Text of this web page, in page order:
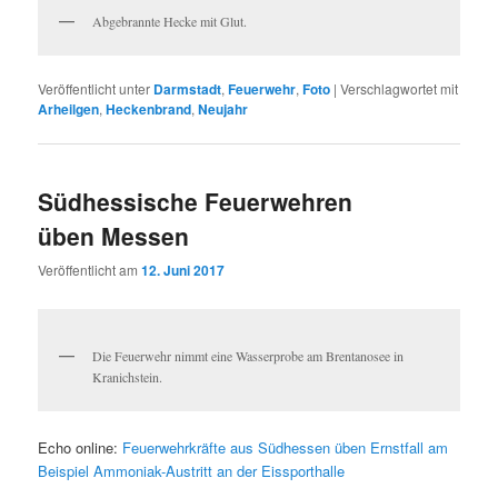
Abgebrannte Hecke mit Glut.
Veröffentlicht unter Darmstadt,Feuerwehr,Foto |Verschlagwortet mit
Arheilgen,Heckenbrand,Neujahr
Südhessische Feuerwehren
üben Messen
Veröffentlicht am12. Juni 2017
Die Feuerwehr nimmt eine Wasserprobe am Brentanosee in
Kranichstein.
Echo online: Feuerwehrkräfte aus Südhessen üben Ernstfall am
Beispiel Ammoniak-Austritt an der Eissporthalle